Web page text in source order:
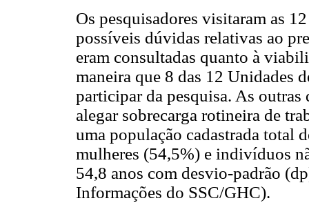
Os pesquisadores visitaram as
possíveis dúvidas relativas ao
eram consultadas quanto à
maneira que 8 das 12 Unidades
participar da pesquisa. As
alegar sobrecarga rotineira de
uma população cadastrada total
mulheres (54,5%) e indivíduos
54,8 anos com desvio-padrão
Informações do SSC/GHC).